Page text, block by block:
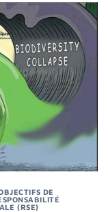
DE
(RSE)